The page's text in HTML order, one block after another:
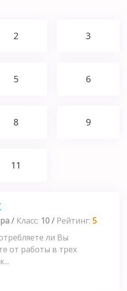
2 3
5 6
8 9
11
/ Класс: 10/ Рейтинг: 5
ли Вы
от работы в трех